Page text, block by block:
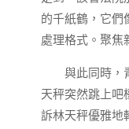
的千紙鶴，它們
處理格式。聚焦
與此同時，
天秤突然跳上吧
訴林天秤優雅地